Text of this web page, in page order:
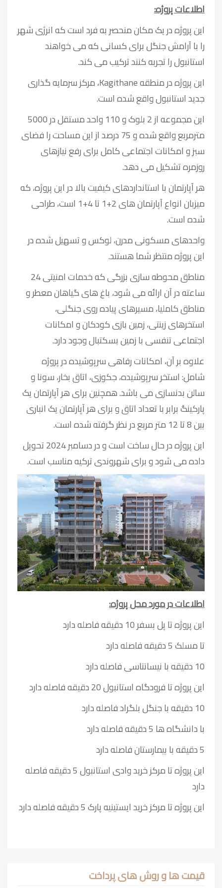
اطلاعات پروژه:
این پروژه در یک مکان منحصر به فرد است که انرژی شهر
را با آرامش جنگل برای کسانی که می خواهند
استانبول را تجربه کنند ترکیب می کند.
این پروژه در منطقه Kagithane، مرکز سرمایه گذاری
جدید استانبول واقع شده است.
این مجموعه از 2 بلوک و 110 واحد مستقل در 5000
مترمربع واقع شده و 75 درصد از این مساحت را فضای
سبز و امکانات اجتماعی کامل برای رفع نیازهای
روزمره تشکیل می دهد.
هر آپارتمان با استانداردهای کیفیت بالا در این پروژه، که
میزبان انواع آپارتمان های 2+1 تا 4+1 است، طراحی
شده است.
واحدهای مسکونی مدرن، لوکس و تسهیل شده در
این پروژه منتظر شما هستند.
مناطق محوطه سازی بزرگی که خدمات امنیتی 24
ساعته در آن ارائه می شود، باغ های گیاهان معطر و
مناطق کاملیا، مسیرهای پیاده روی جنگلی،
استخرهای زینتی، زمین بازی کودکان و امکانات
اجتماعی تنفسی با زمین بسکتبال وجود دارد.
علاوه بر آن، امکانات رفاهی سرپوشیده در پروژه
شامل: استخر سرپوشیده، جکوزی، اتاق بخار، سونا و
سالن بدنسازی می باشد. همچنین برای هر آپارتمان یک
پارکینگ برابر با تعداد اتاق و برای هر آپارتمان یک انباری
بین 8 تا 12 متر مربع در نظر گرفته شده است.
این پروژه در حال ساخت است و در دسامبر 2024 تحویل
داده می شود و برای شهروندی ترکیه مناسب است.
اطلاعات در مورد محل پروژه:
این پروژه تا پل بسفر 10 دقیقه فاصله دارد
تا مسلک 5 دقیقه فاصله دارد
10 دقیقه با نیسانتاسی فاصله دارد
این پروژه تا فرودگاه استانبول 20 دقیقه فاصله دارد
10 دقیقه با جنگل بلگراد فاصله دارد
با دانشگاه ها 5 دقیقه فاصله دارد
5 دقیقه با بیمارستان فاصله دارد
این پروژه تا مرکز خرید وادی استانبول 5 دقیقه فاصله
دارد
این پروژه تا مرکز خرید ایستینیه پارک 5 دقیقه فاصله دارد
قیمت ها و روش های پرداخت